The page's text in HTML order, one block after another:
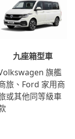
九座箱型車
旗艦
旅、Ford 家用商
或其他同等級車